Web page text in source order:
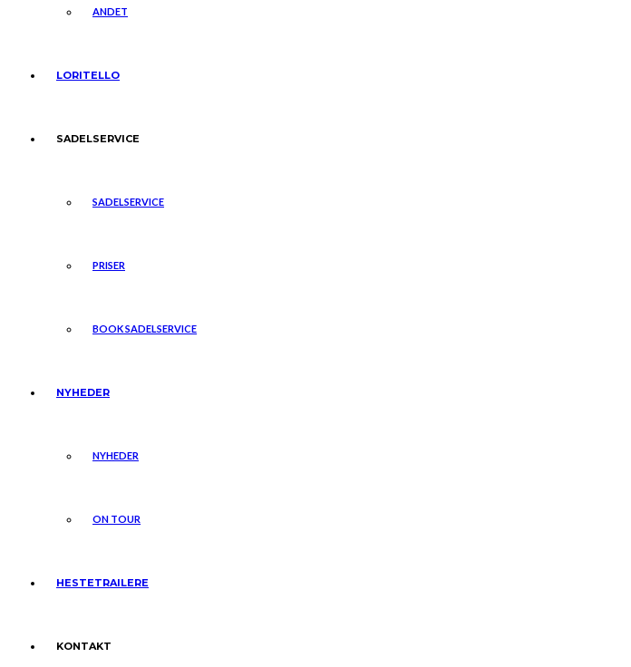
ANDET
LORITELLO
SADELSERVICE
SADELSERVICE
PRISER
BOOK SADELSERVICE
NYHEDER
NYHEDER
ON TOUR
HESTETRAILERE
KONTAKT